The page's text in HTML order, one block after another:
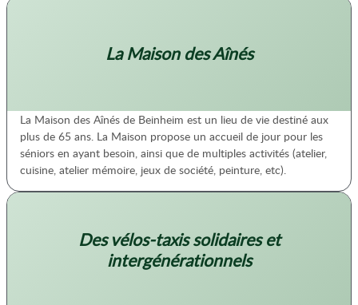
La Maison des Aînés
La Maison des Aînés de Beinheim est un lieu de vie destiné aux
plus de 65 ans. La Maison propose un accueil de jour pour les
séniors en ayant besoin, ainsi que de multiples activités (atelier,
cuisine, atelier mémoire, jeux de société, peinture, etc).
Des vélos-taxis solidaires et
intergénérationnels